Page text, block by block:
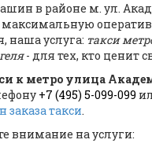
в районе м. ул.
максимальную
наша услуга: такси
- для тех, кто ценит
к метро улица
+7 (495) 5-099-099
такси.
внимание на услуги: